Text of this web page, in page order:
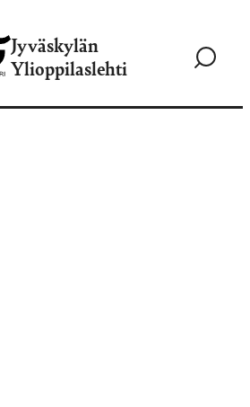
Jyväskylän
Ylioppilaslehti
Siirry